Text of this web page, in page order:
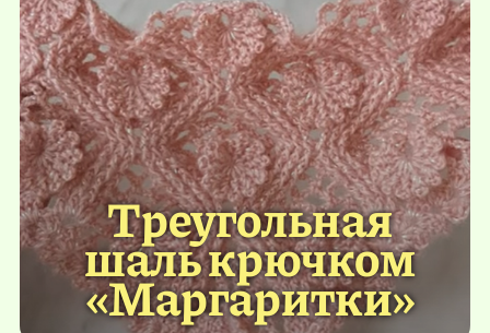
Треугольная
шаль крючком
«Маргаритки»